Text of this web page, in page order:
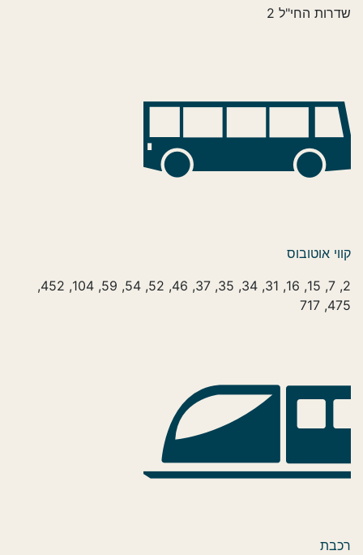
שדרות החי"ל 2
קווי אוטובוס
2, 7, 15, 16, 31, 34, 35, 37, 46, 52, 54, 59, 104, 452,
475, 717
רכבת